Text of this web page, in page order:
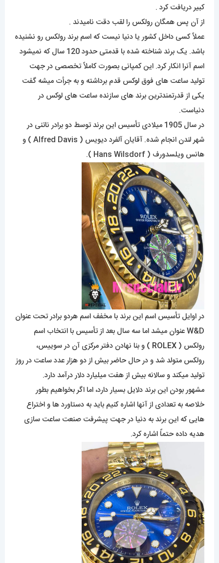
کبیر دریافت کرد .
از آن پس همگان رولکس را لقب دقت نامیدند .
عملاً کسی داخل کشور یا دنیا نیست که اسم برند رولکس رو نشنیده
باشد. یک برند شناخته شده با قدمتی حدود 120 سال که نمیشود
اسم آنرا انکار کرد. این کمپانی بصورت کاملاً تخصصی در جهت
تولید ساعت های فوق لوکس قدم برداشته و به جرأت میشه گفت
یکی از قدرتمندترین برند های سازنده ساعت های لوکس در
دنیاست.
در سال 1905 میلادی تأسیس این برند توسط دو برادر ناتنی در
شهر لندن انجام شده. آقایان آلفرد دیویس ( Alfred Davis ) و
هانس ویلسدورف ( Hans Wilsdorf ).
در اوایل تأسیس اسم این برند با مخفف اسم هردو برادر تحت عنوان
W&D عنوان میشد اما سه سال بعد از تأسیس با انتخاب اسم
رولکس ( ROLEX ) و بنا نهادن دفتر مرکزی آن در سوییس،
رولکس متولد شد و در حال حاضر بیش از دو هزار عدد ساعت در روز
تولید میکند و سالانه بیش از هفت میلیارد دلار درآمد دارد.
مشهور بودن این برند دلایل بسیار دارد، اما اگر بخواهیم بطور
خلاصه به تعدادی از آنها اشاره کنیم باید به دستاورد ها و اختراع
هایی که این برند به دنیا در جهت پیشرفت صنعت ساعت سازی
هدیه داده حتماً اشاره کرد.